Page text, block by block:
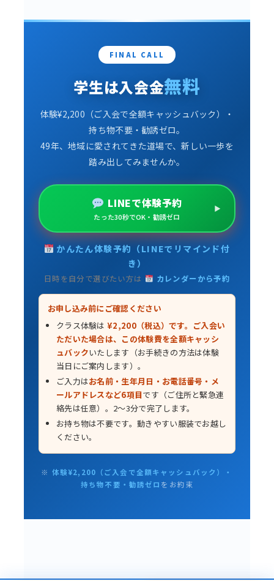
FINAL CALL
学生は入会金無料
体験¥2,200（ご入会で全額キャッシュバック）・
持ち物不要・勧誘ゼロ。
49年、地域に愛されてきた道場で、新しい一歩を
踏み出してみませんか。
LINEで体験予約
たった30秒でOK・勧誘ゼロ
かんたん体験予約（LINEでリマインド付
き）
日時を自分で選びたい方は カレンダーから予約
お申し込み前にご確認ください
クラス体験は¥2,200（税込）です。ご入会い
ただいた場合は、この体験費を全額キャッシ
ュバックいたします（お手続きの方法は体験
当日にご案内します）。
ご入力はお名前・生年月日・お電話番号・メ
ールアドレスなど6項目です（ご住所と緊急連
絡先は任意）。2〜3分で完了します。
お持ち物は不要です。動きやすい服装でお越し
ください。
※ 体験¥2,200（ご入会で全額キャッシュバック）・
持ち物不要・勧誘ゼロ をお約束